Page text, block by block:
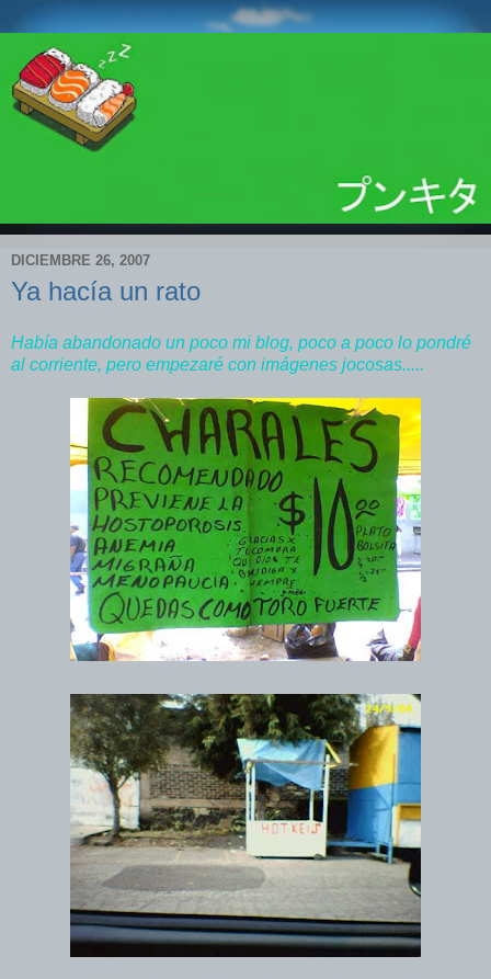
DICIEMBRE 26, 2007
Ya hacía un rato
Había abandonado un poco mi blog, poco a poco lo pondré
al corriente, pero empezaré con imágenes jocosas.....